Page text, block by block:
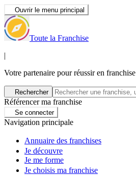
Ouvrir le menu principal
Toute la Franchise
|
Votre partenaire pour réussir en franchise
Rechercher
Référencer ma franchise
Se connecter
Navigation principale
Annuaire des franchises
Je découvre
Je me forme
Je choisis ma franchise